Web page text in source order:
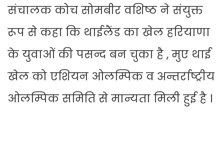
संचालक कोच सोमबीर वशिष्ठ ने संयुक्त
रूप से कहा कि थाईलैंड का खेल हरियाणा
के युवाओं की पसन्द बन चुका है , मुए थाई
खेल को एशियन ओलम्पिक व अन्तर्राष्ट्रीय
ओलम्पिक समिति से मान्यता मिली हुई है ।